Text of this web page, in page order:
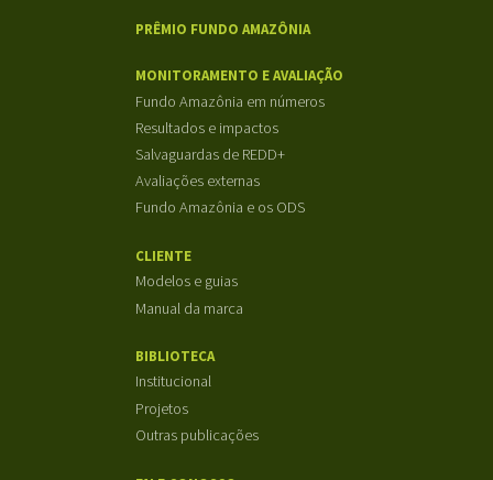
PRÊMIO FUNDO AMAZÔNIA
MONITORAMENTO E AVALIAÇÃO
Fundo Amazônia em números
Resultados e impactos
Salvaguardas de REDD+
Avaliações externas
Fundo Amazônia e os ODS
CLIENTE
Modelos e guias
Manual da marca
BIBLIOTECA
Institucional
Projetos
Outras publicações